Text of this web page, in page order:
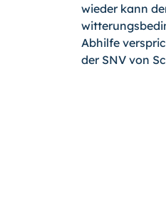
wieder kann
Abhilfe
der SNV von